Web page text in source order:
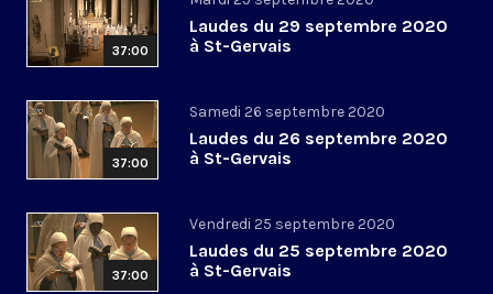
37:00
Laudes du 29 septembre 2020
à St-Gervais
37:00
Samedi 26 septembre 2020
Laudes du 26 septembre 2020
à St-Gervais
37:00
Vendredi 25 septembre 2020
Laudes du 25 septembre 2020
à St-Gervais